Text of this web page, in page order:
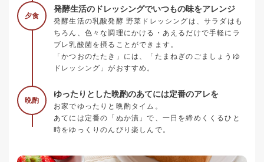
夕食
発酵生活のドレッシングでいつもの味をアレンジ
発酵生活の乳酸発酵 野菜ドレッシングは、サラダはも
ちろん、色々な調理にかける・あえるだけで手軽にラ
ブレ乳酸菌を摂ることができます。
「かつおのたたき」には、「たまねぎのごましょうゆ
ドレッシング」がおすすめ。
晩酌
ゆったりとした晩酌のあてには定番のアレを
お家でゆったりと晩酌タイム。
あてには定番の「ぬか漬」で、一日を締めくくるひと
時をゆっくりのんびり楽しんで。